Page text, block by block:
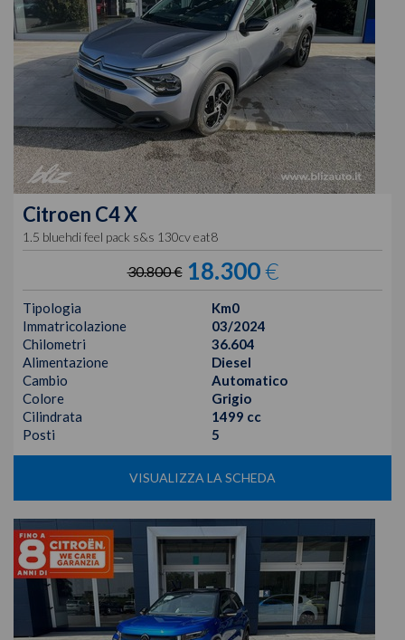
Citroen C4 X
1.5 bluehdi feel pack s&s 130cv eat8
30.800 € 18.300€
Tipologia
Km0
Immatricolazione
03/2024
Chilometri
36.604
Alimentazione
Diesel
Cambio
Automatico
Colore
Grigio
Cilindrata
1499 cc
Posti
5
VISUALIZZA LA SCHEDA